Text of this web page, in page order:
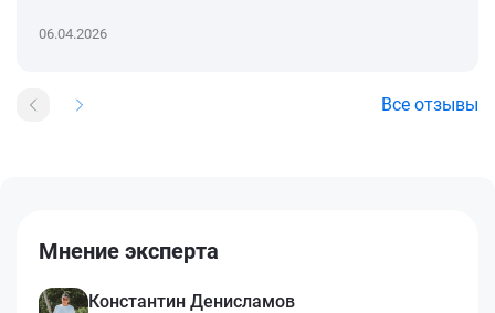
06.04.2026
Все отзывы
Мнение эксперта
Константин Денисламов